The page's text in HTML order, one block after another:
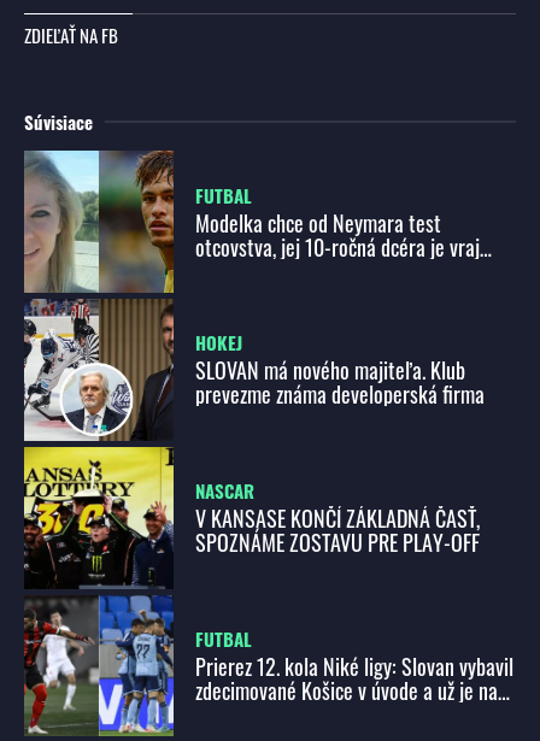
ZDIEĽAŤ NA FB
Súvisiace
FUTBAL
Modelka chce od Neymara test
otcovstva, jej 10-ročná dcéra je vraj
HOKEJ
SLOVAN má nového majiteľa. Klub
prevezme známa developerská firma
NASCAR
V KANSASE KONČÍ ZÁKLADNÁ ČASŤ,
SPOZNÁME ZOSTAVU PRE PLAY-OFF
FUTBAL
Prierez 12. kola Niké ligy: Slovan vybavil
zdecimované Košice v úvode a už je na